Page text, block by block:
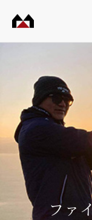
工務
ファ